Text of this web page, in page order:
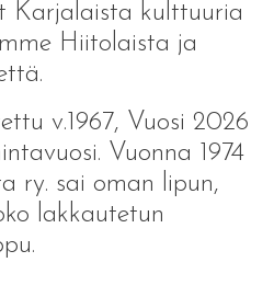
Karjalaista kulttuuria
Hiitolaista ja
v.1967, Vuosi 2026
Vuonna 1974
ry. sai oman lipun,
lakkautetun